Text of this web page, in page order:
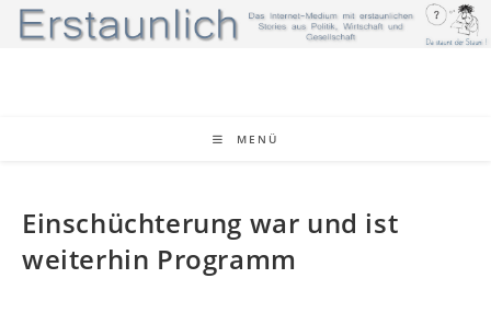
Zum
Inhalt
MENÜ
Einschüchterung war und ist
weiterhin Programm